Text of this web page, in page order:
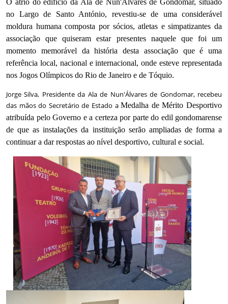
no Largo de Santo António, revestiu-se de uma considerável
moldura humana composta por sócios, atletas e simpatizantes da
associação que quiseram estar presentes naquele que foi um
momento memorável da história desta associação que é uma
referência local, nacional e internacional, onde esteve representada
nos Jogos Olímpicos do Rio de Janeiro e de Tóquio.
Jorge Silva, Presidente da Ala de Nun'Álvares de Gondomar, recebeu
das mãos do Secretário de Estado aMedalha de Mérito Desportivo
atribuída pelo Governo e a certeza por parte do edil gondomarense
de que as instalações da instituição serão ampliadas de forma a
continuar a dar respostas ao nível desportivo, cultural e social.